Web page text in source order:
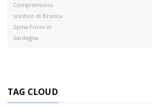
Comprensorio
sciistico di Bruncu
Spina Fonni in
Sardegna
TAG CLOUD